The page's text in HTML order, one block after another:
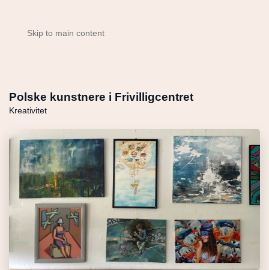
Skip to main content
Polske kunstnere i Frivilligcentret
Kreativitet